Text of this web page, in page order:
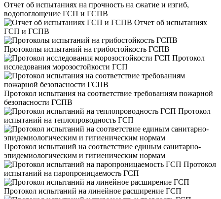
Отчет об испытаниях на прочность на сжатие и изгиб,
водопоглощение ГСП и ГСПВ
Отчет об испытаниях
ГСП и ГСПВ
Протоколы испытаний на грибостойкость ГСПВ
Протокол
исследования морозостойкости ГСП
Протокол испытания на соответствие требованиям пожарной
безопасности ГСПВ
Протокол
испытаний на теплопроводность ГСП
Протокол испытаний на соответствие единым санитарно-
эпидемиологическим и гигиеническим нормам
Протокол
испытаний на паропроницаемость ГСП
Протокол испытаний на линейное расширение ГСП